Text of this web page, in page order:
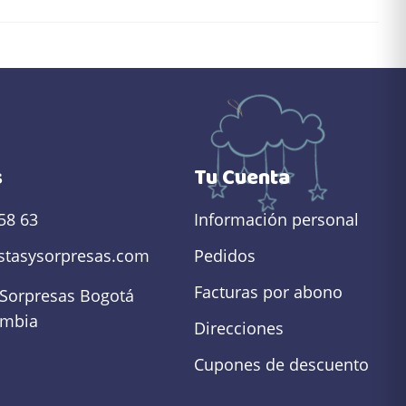
63
Bogotá
Tu Cuenta
Información personal
Pedidos
Facturas por abono
Direcciones
Cupones de descuento